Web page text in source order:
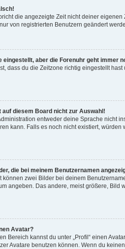
die angezeigte Zeit nicht deiner
von registrierten Benutzern geändert
eingestellt, aber die Forenuhr geht immer
dass du die Zeitzone richtig eingestellt
auf diesem Board nicht zur Auswahl!
entweder deine Sprache nicht
kann. Falls es noch nicht existiert,
die bei meinem Benutzernamen
können zwei Bilder bei deinem
angeben. Das andere, meist größere, Bild
Avatar?
Bereich kannst du unter „Profil“ einen
Avatare benutzen können. Wenn du